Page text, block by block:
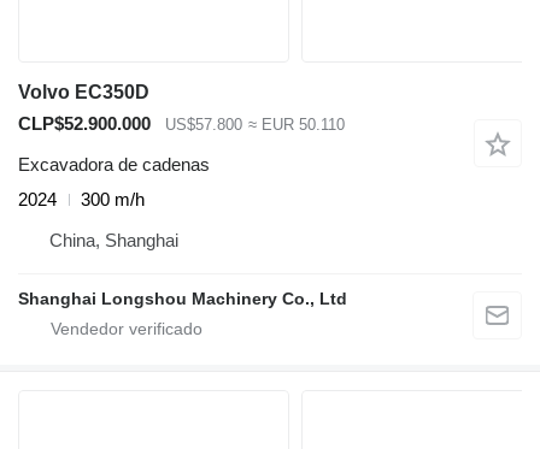
Volvo EC350D
CLP$52.900.000
US$57.800 ≈ EUR 50.110
Excavadora de cadenas
2024
300 m/h
China, Shanghai
Shanghai Longshou Machinery Co., Ltd